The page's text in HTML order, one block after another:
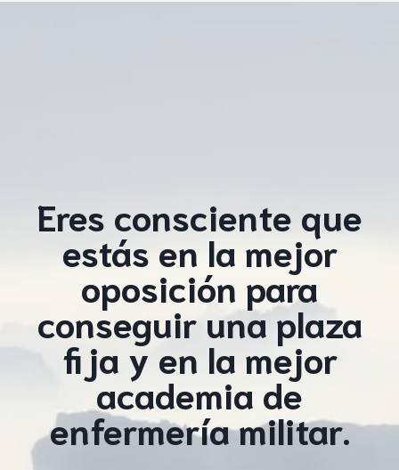
Eres consciente que
estás en la mejor
oposición para
conseguir una plaza
fija y en la mejor
academia de
enfermería militar.